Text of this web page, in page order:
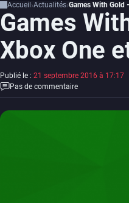
Accueil Actualités Games With Gold
Games
Xbox One
Publié le : 21 septembre 2016 à 17:17
Pas de commentaire